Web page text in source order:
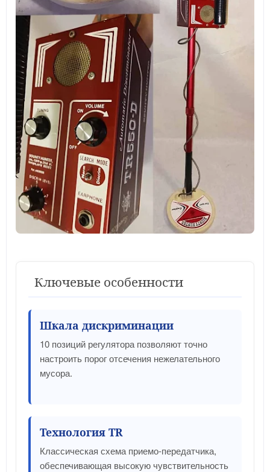
Ключевые особенности
Шкала дискриминации
10 позиций регулятора позволяют точно
настроить порог отсечения нежелательного
мусора.
Технология TR
Классическая схема приемо-передатчика,
обеспечивающая высокую чувствительность